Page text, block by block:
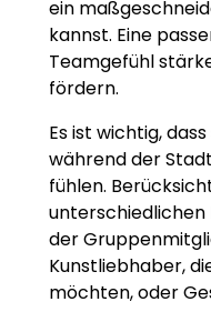
ein
kannst. Eine
Teamgefühl
fördern.
Es ist wichtig,
während der
fühlen.
unterschiedlichen
der
Kunstliebhaber,
möchten, oder